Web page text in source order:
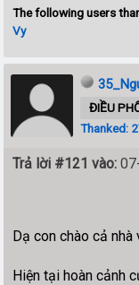
The following users
Vy
ĐIỀU
Thanked:
Trả lời #121 vào:
Dạ con chào cả nhà
Hiện tại hoàn cảnh